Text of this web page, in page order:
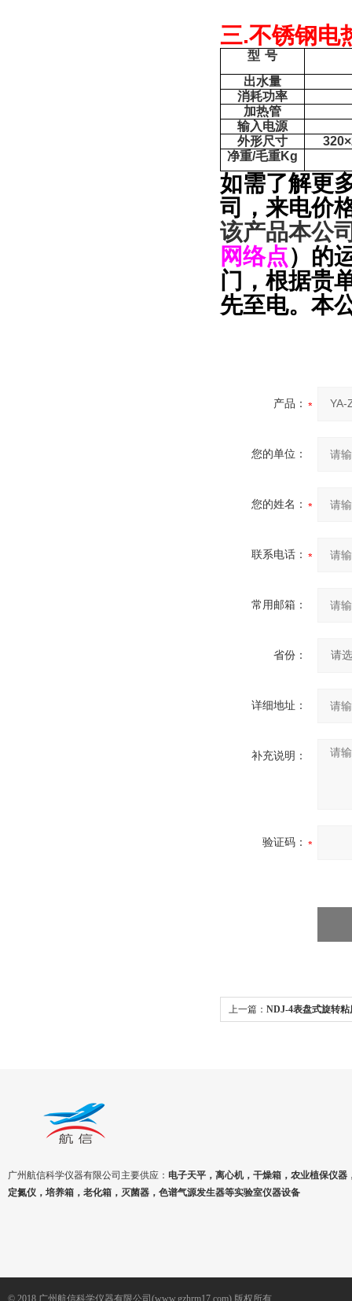
三.不锈钢电
型 号
出水量
消耗功率
加热管
输入电源
外形尺寸
净重/毛重Kg
如需了解更
司
，来电价
该产品本公
网络点）的
门，根据贵
先至电。本
产品：
您的单位：
您的姓名：
联系电话：
常用邮箱：
省份：
详细地址：
补充说明：
验证码：
上一篇： NDJ-4表盘式旋转粘
广州航信科学仪器有限公司主要供应： 电子天平，离心机，干燥箱，农业植保仪器
定氮仪，培养箱，老化箱，灭菌器，色谱气源发生器等实验室仪器设备
© 2018 广州航信科学仪器有限公司(www.gzhrm17.com) 版权所有